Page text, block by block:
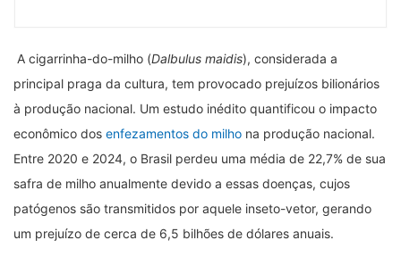
A cigarrinha-do-milho (Dalbulus maidis), considerada a
principal praga da cultura, tem provocado prejuízos bilionários
à produção nacional. Um estudo inédito quantificou o impacto
econômico dos enfezamentos do milho na produção nacional.
Entre 2020 e 2024, o Brasil perdeu uma média de 22,7% de sua
safra de milho anualmente devido a essas doenças, cujos
patógenos são transmitidos por aquele inseto-vetor, gerando
um prejuízo de cerca de 6,5 bilhões de dólares anuais.